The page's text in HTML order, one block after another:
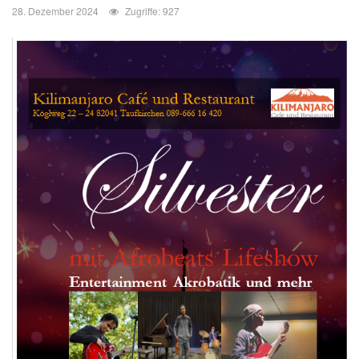
28. Dezember 2024 Zugriffe: 927